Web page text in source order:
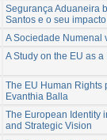
Segurança Aduaneira
Santos e o seu
A Sociedade Numenal
A Study on the EU as
The EU Human Rights
Evanthia Balla
The European Identity
and Strategic Vision